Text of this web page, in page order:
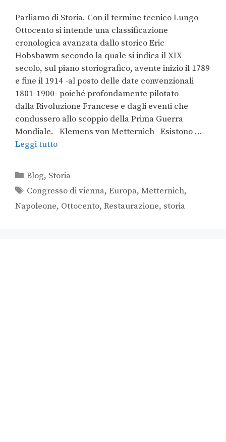
Parliamo di Storia. Con il termine tecnico Lungo
Ottocento si intende una classificazione
cronologica avanzata dallo storico Eric
Hobsbawm secondo la quale si indica il XIX
secolo, sul piano storiografico, avente inizio il 1789
e fine il 1914 -al posto delle date convenzionali
1801-1900- poiché profondamente pilotato
dalla Rivoluzione Francese e dagli eventi che
condussero allo scoppio della Prima Guerra
Mondiale. Klemens von Metternich Esistono …
Leggi tutto
Blog, Storia
Congresso di vienna,Europa,Metternich,
Napoleone, Ottocento, Restaurazione, storia